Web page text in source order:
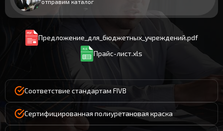
Предложение_для_бюджетных_учреждений.pdf
Прайс-лист.xls
Соответствие стандартам FIVB
Сертифицированная полиуретановая краска